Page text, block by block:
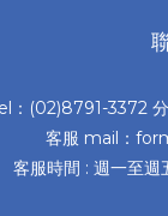
：(02)8791-3372
客服 mail：
客服時間 : 週一至